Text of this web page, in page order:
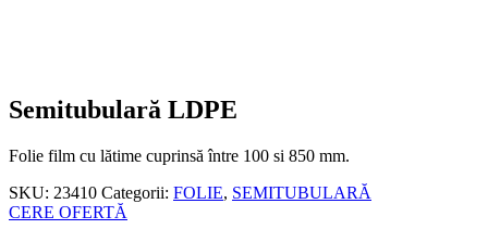
Semitubulară LDPE
Folie film cu lătime cuprinsă între 100 si 850 mm.
SKU: 23410 Categorii: FOLIE, SEMITUBULARĂ
CERE OFERTĂ